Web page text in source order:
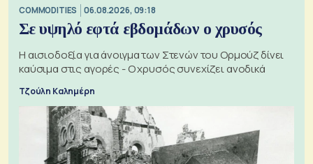
COMMODITIES 06.08.2026, 09:18
Σε υψηλό εφτά εβδομάδων ο χρυσός
Η αισιοδοξία για άνοιγμα των Στενών του Ορμούζ δίνει
καύσιμα στις αγορές - Ο χρυσός συνεχίζει ανοδικά
Τζούλη Καλημέρη